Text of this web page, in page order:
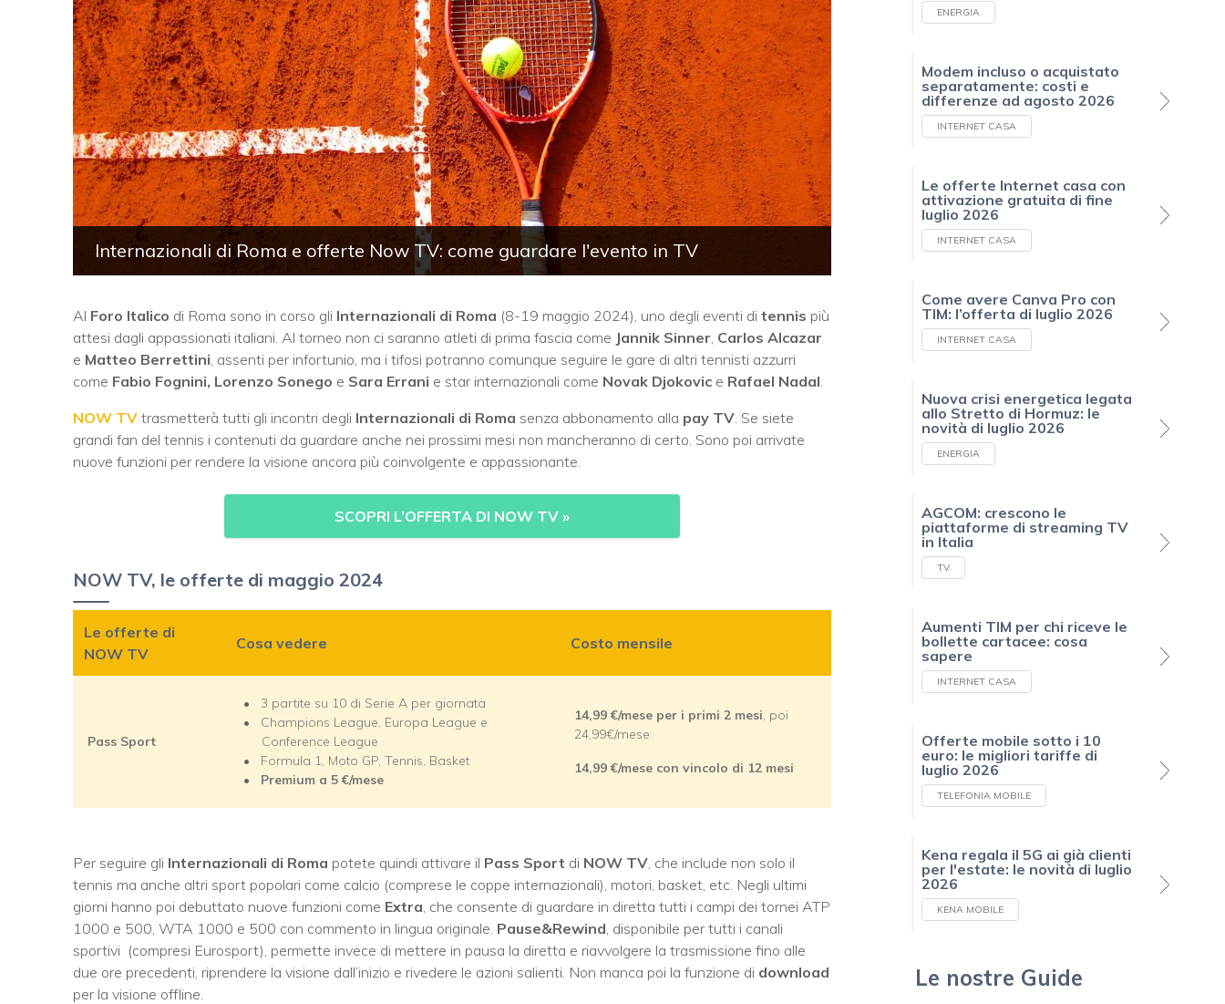
Internazionali di Roma e offerte Now TV: come guardare l'evento in TV
Al Foro Italico di Roma sono in corso gli Internazionali di Roma (8-19 maggio 2024), uno degli eventi di tennis più
attesi dagli appassionati italiani. Al torneo non ci saranno atleti di prima fascia come Jannik Sinner, Carlos Alcazar
e Matteo Berrettini, assenti per infortunio, ma i tifosi potranno comunque seguire le gare di altri tennisti azzurri
come Fabio Fognini, Lorenzo Sonego e Sara Errani e star internazionali come Novak Djokovic e Rafael Nadal.
NOW TV trasmetterà tutti gli incontri degli Internazionali di Roma senza abbonamento alla pay TV. Se siete
grandi fan del tennis i contenuti da guardare anche nei prossimi mesi non mancheranno di certo. Sono poi arrivate
nuove funzioni per rendere la visione ancora più coinvolgente e appassionante.
SCOPRI L’OFFERTA DI NOW TV »
NOW TV, le offerte di maggio 2024
Le offerte di
NOW TV
Cosa vedere Costo mensile
Pass Sport
3 partite su 10 di Serie A per giornata
Champions League, Europa League e
Conference League
Formula 1, Moto GP, Tennis, Basket
Premium a 5 €/mese
14,99 €/mese per i primi 2 mesi, poi
24,99€/mese
14,99 €/mese con vincolo di 12 mesi
Per seguire gli Internazionali di Roma potete quindi attivare il Pass Sport di NOW TV , che include non solo il
tennis ma anche altri sport popolari come calcio (comprese le coppe internazionali), motori, basket, etc. Negli ultimi
giorni hanno poi debuttato nuove funzioni come Extra , che consente di guardare in diretta tutti i campi dei tornei ATP
1000 e 500, WTA 1000 e 500 con commento in lingua originale. Pause&Rewind , disponibile per tutti i canali
sportivi (compresi Eurosport), permette invece di mettere in pausa la diretta e riavvolgere la trasmissione fino alle
due ore precedenti, riprendere la visione dall’inizio e rivedere le azioni salienti. Non manca poi la funzione di download
per la visione offline.
ENERGIA
Modem incluso o acquistato
separatamente: costi e
differenze ad agosto 2026
INTERNET CASA
Le offerte Internet casa con
attivazione gratuita di fine
luglio 2026
INTERNET CASA
Come avere Canva Pro con
TIM: l’offerta di luglio 2026
INTERNET CASA
Nuova crisi energetica legata
allo Stretto di Hormuz: le
novità di luglio 2026
ENERGIA
AGCOM: crescono le
piattaforme di streaming TV
in Italia
TV
Aumenti TIM per chi riceve le
bollette cartacee: cosa
sapere
INTERNET CASA
Offerte mobile sotto i 10
euro: le migliori tariffe di
luglio 2026
TELEFONIA MOBILE
Kena regala il 5G ai già clienti
per l'estate: le novità di luglio
2026
KENA MOBILE
Le nostre Guide